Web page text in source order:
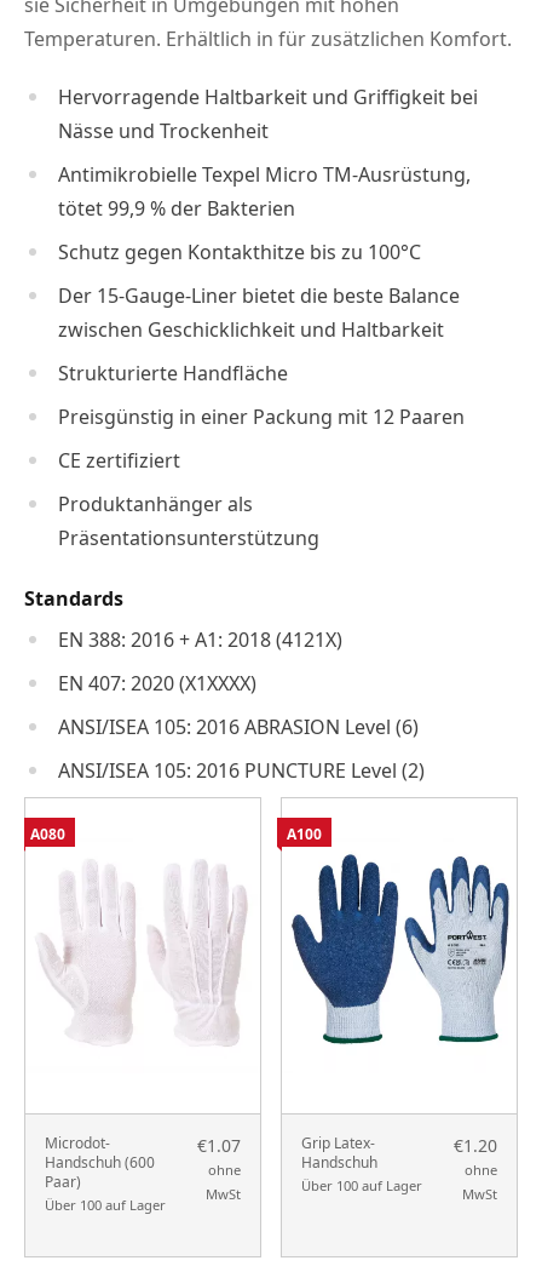
Temperaturen. Erhältlich in für zusätzlichen Komfort.
Hervorragende Haltbarkeit und Griffigkeit bei
Nässe und Trockenheit
Antimikrobielle Texpel Micro TM-Ausrüstung,
tötet 99,9 % der Bakterien
Schutz gegen Kontakthitze bis zu 100°C
Der 15-Gauge-Liner bietet die beste Balance
zwischen Geschicklichkeit und Haltbarkeit
Strukturierte Handfläche
Preisgünstig in einer Packung mit 12 Paaren
CE zertifiziert
Produktanhänger als
Präsentationsunterstützung
Standards
EN 388: 2016 + A1: 2018 (4121X)
EN 407: 2020 (X1XXXX)
ANSI/ISEA 105: 2016 ABRASION Level (6)
ANSI/ISEA 105: 2016 PUNCTURE Level (2)
Microdot-
Handschuh (600
Paar)
Über 100 auf Lager
€1.07
ohne
MwSt
A080
Grip Latex-
Handschuh
Über 100 auf Lager
€1.20
ohne
MwSt
A100